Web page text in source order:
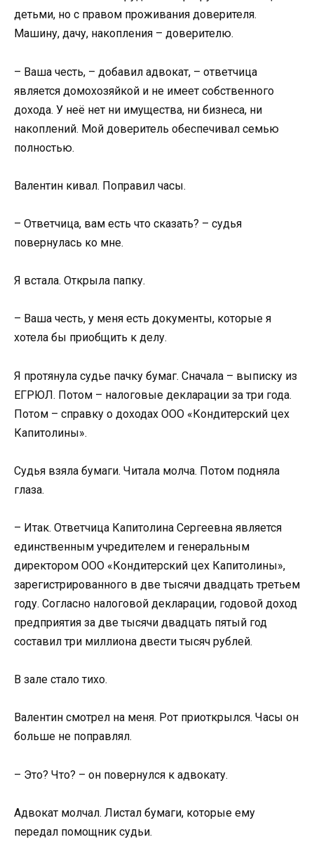
детьми, но с правом проживания доверителя.
Машину, дачу, накопления – доверителю.
– Ваша честь, – добавил адвокат, – ответчица
является домохозяйкой и не имеет собственного
дохода. У неё нет ни имущества, ни бизнеса, ни
накоплений. Мой доверитель обеспечивал семью
полностью.
Валентин кивал. Поправил часы.
– Ответчица, вам есть что сказать? – судья
повернулась ко мне.
Я встала. Открыла папку.
– Ваша честь, у меня есть документы, которые я
хотела бы приобщить к делу.
Я протянула судье пачку бумаг. Сначала – выписку из
ЕГРЮЛ. Потом – налоговые декларации за три года.
Потом – справку о доходах ООО «Кондитерский цех
Капитолины».
Судья взяла бумаги. Читала молча. Потом подняла
глаза.
– Итак. Ответчица Капитолина Сергеевна является
единственным учредителем и генеральным
директором ООО «Кондитерский цех Капитолины»,
зарегистрированного в две тысячи двадцать третьем
году. Согласно налоговой декларации, годовой доход
предприятия за две тысячи двадцать пятый год
составил три миллиона двести тысяч рублей.
В зале стало тихо.
Валентин смотрел на меня. Рот приоткрылся. Часы он
больше не поправлял.
– Это? Что? – он повернулся к адвокату.
Адвокат молчал. Листал бумаги, которые ему
передал помощник судьи.